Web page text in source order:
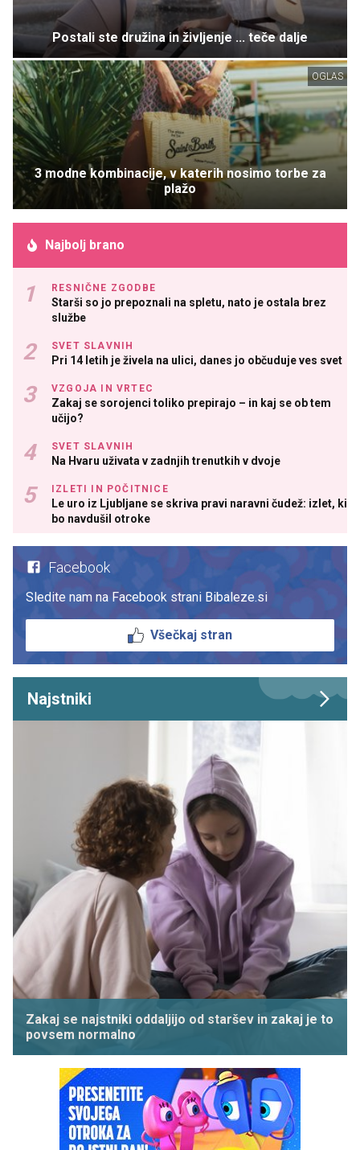
Postali ste družina in življenje ... teče dalje
OGLAS
3 modne kombinacije, v katerih nosimo torbe za
plažo
Najbolj brano
RESNIČNE ZGODBE
Starši so jo prepoznali na spletu, nato je ostala brez
službe
SVET SLAVNIH
Pri 14 letih je živela na ulici, danes jo občuduje ves svet
VZGOJA IN VRTEC
Zakaj se sorojenci toliko prepirajo – in kaj se ob tem
učijo?
SVET SLAVNIH
Na Hvaru uživata v zadnjih trenutkih v dvoje
IZLETI IN POČITNICE
Le uro iz Ljubljane se skriva pravi naravni čudež: izlet, ki
bo navdušil otroke
Facebook
Sledite nam na Facebook strani Bibaleze.si
Všečkaj stran
Najstniki
Zakaj se najstniki oddaljijo od staršev in zakaj je to
povsem normalno